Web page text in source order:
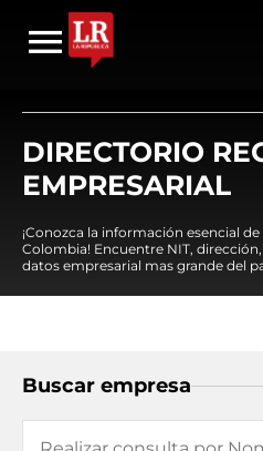
DIRECTORIO
EMPRESARIAL
¡Conozca la información esencial
Colombia! Encuentre NIT,
datos empresarial mas grande del
Buscar empresa